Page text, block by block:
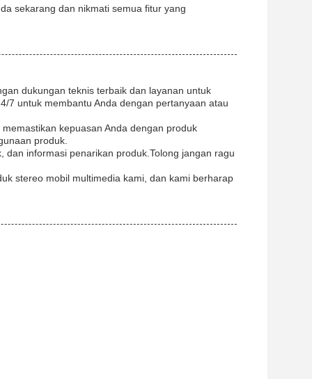
sekarang dan nikmati semua fitur yang
dukungan teknis terbaik dan layanan untuk
7 untuk membantu Anda dengan pertanyaan atau
kepuasan Anda dengan produk
produk.
informasi penarikan produk.Tolong jangan ragu
stereo mobil multimedia kami, dan kami berharap